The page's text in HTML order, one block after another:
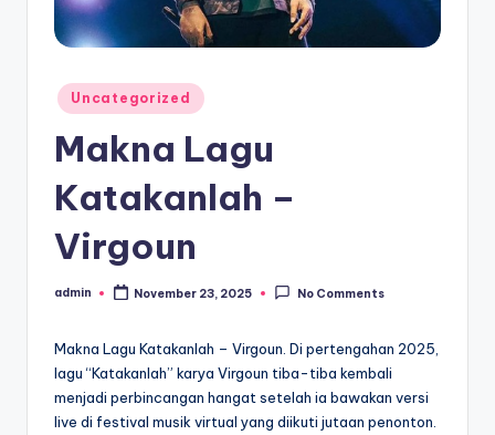
Posted
in
Uncategorized
Makna Lagu
Katakanlah –
Virgoun
Posted
admin November 23, 2025 No Comments
Makna Lagu Katakanlah – Virgoun. Di pertengahan 2025,
lagu “Katakanlah” karya Virgoun tiba-tiba kembali
menjadi perbincangan hangat setelah ia bawakan versi
live di festival musik virtual yang diikuti jutaan penonton.